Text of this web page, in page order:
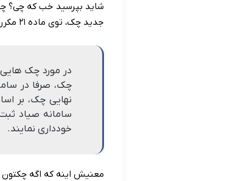
شاید بپرسید خب که چی؟
جدید چک، توی ماده ۲۱ مکرر، خیلی شفاف گفته:
در مورد چک
چک، صرفا در
نهایی چک، بر
سامانه صیاد
خودداری نمایند.
معنیش اینه که اگه